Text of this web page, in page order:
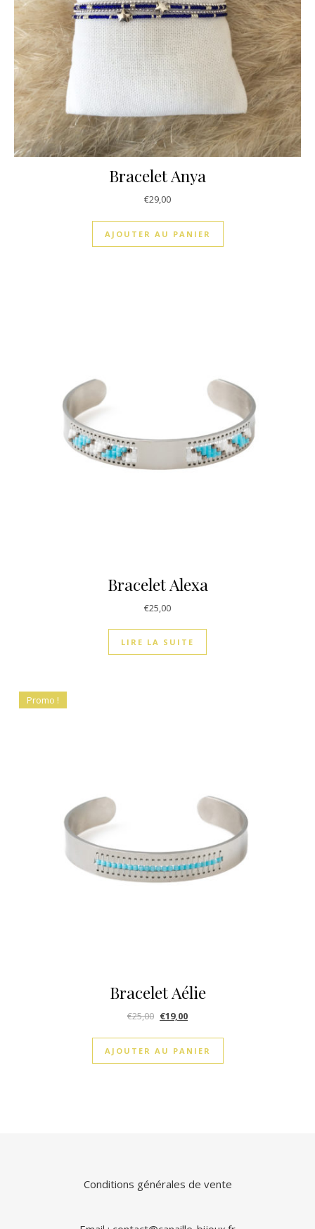
Bracelet Anya
€29,00
AJOUTER AU PANIER
Bracelet Alexa
€25,00
LIRE LA SUITE
Promo !
Bracelet Aélie
€25,00 €19,00
AJOUTER AU PANIER
Conditions générales de vente